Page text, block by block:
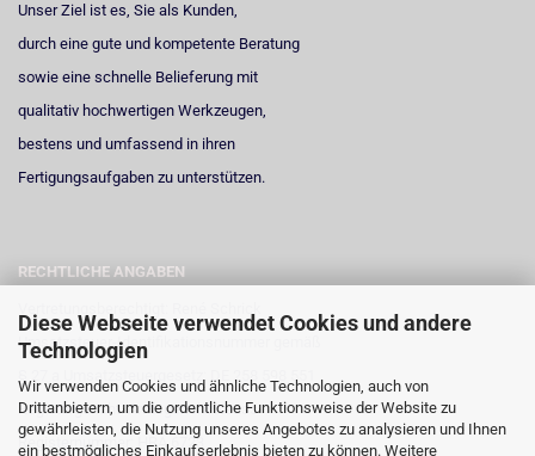
Diese Webseite verwendet Cookies und andere
Technologien
Wir verwenden Cookies und ähnliche Technologien, auch von
Drittanbietern, um die ordentliche Funktionsweise der Website zu
gewährleisten, die Nutzung unseres Angebotes zu analysieren und Ihnen
ein bestmögliches Einkaufserlebnis bieten zu können. Weitere
Unser Ziel ist es, Sie als Kunden,
durch eine gute und kompetente Beratung
sowie eine schnelle Belieferung mit
qualitativ hochwertigen Werkzeugen,
bestens und umfassend in ihren
Fertigungsaufgaben zu unterstützen.
RECHTLICHE ANGABEN
Umsatzsteuer-Identifikationsnummer gemäß
§ 27 a Umsatzsteuergesetz: DE 258 598 551
Registergericht: Amtsgericht Neuss
Registernummer: HRA 6723